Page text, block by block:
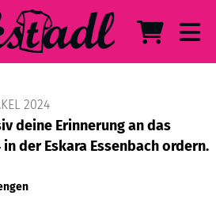
2024
deine Erinnerung an das
der Eskara Essenbach ordern.